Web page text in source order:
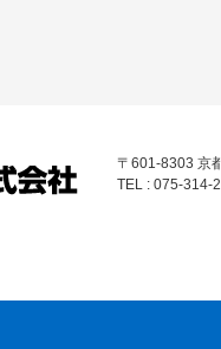
〒601-8303 京
TEL : 075-314-